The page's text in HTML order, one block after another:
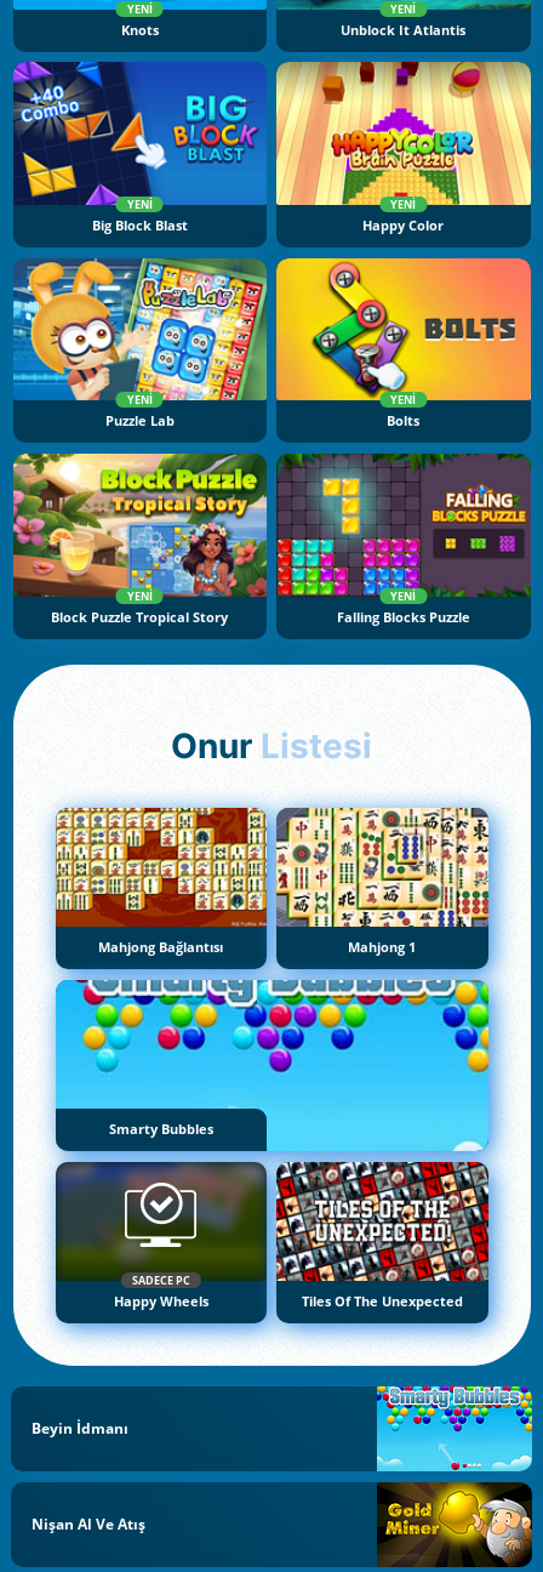
YENI
Knots
YENI
Unblock It Atlantis
YENI
Big Block Blast
YENI
Happy Color
YENI
Puzzle Lab
YENI
Bolts
YENI
Block Puzzle Tropical Story
YENI
Falling Blocks Puzzle
Onur Listesi
Mahjong Bağlantısı Mahjong 1
Smarty Bubbles
SADECE PC
Happy Wheels Tiles Of The Unexpected
Beyin İdmanı
Nişan Al Ve Atış